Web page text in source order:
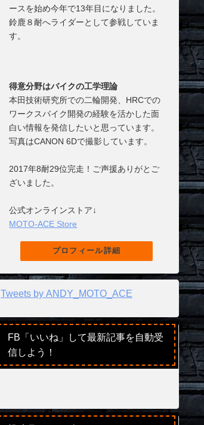
ースを始め今年で13年目になりました。
鈴鹿８耐へライダーとして参戦していま
す。
得意分野はバイクの工学理論
本田技術研究所での二輪開発、HRCでの
ワークスバイク開発の経験を活かした面
白い情報を発信したいと思っています。
写真はCANON 6Dで撮影しています。
2017年8耐29位完走！ご声援ありがとご
ざいました。
公式オンラインストア↓
MOTO-ACE Store
プロフィール詳細
Tweets by ANDY_MOTO_ACE
FB「いいね」して最新記事を自動受
信しよう！